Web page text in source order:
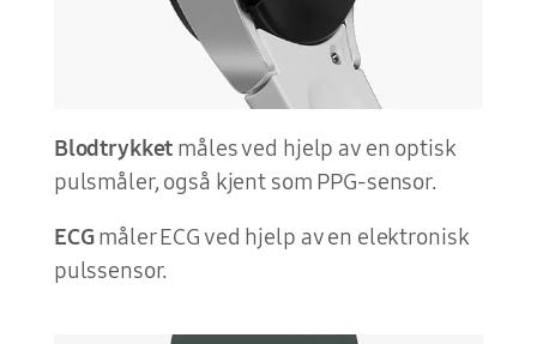
Blodtrykket måles ved hjelp av en optisk
pulsmåler, også kjent som PPG-sensor.
ECGmåler ECG ved hjelp av en elektronisk
pulssensor.